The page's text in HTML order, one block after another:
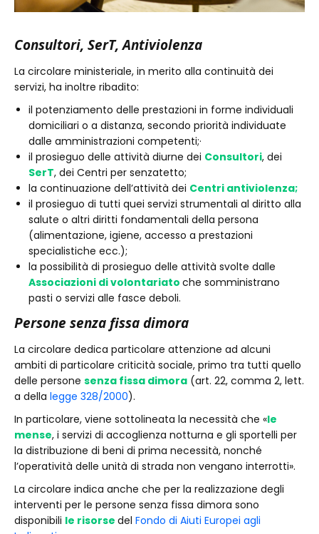
Consultori, SerT, Antiviolenza
La circolare ministeriale, in merito alla continuità dei
servizi, ha inoltre ribadito:
il potenziamento delle prestazioni in forme individuali
domiciliari o a distanza, secondo priorità individuate
dalle amministrazioni competenti;·
il prosieguo delle attività diurne dei Consultori, dei
SerT, dei Centri per senzatetto;
la continuazione dell’attività dei Centri antiviolenza;
il prosieguo di tutti quei servizi strumentali al diritto alla
salute o altri diritti fondamentali della persona
(alimentazione, igiene, accesso a prestazioni
specialistiche ecc.);
la possibilità di prosieguo delle attività svolte dalle
Associazioni di volontariato che somministrano
pasti o servizi alle fasce deboli.
Persone senza fissa dimora
La circolare dedica particolare attenzione ad alcuni
ambiti di particolare criticità sociale, primo tra tutti quello
delle persone senza fissa dimora (art. 22, comma 2, lett.
a della legge 328/2000).
In particolare, viene sottolineata la necessità che «le
mense, i servizi di accoglienza notturna e gli sportelli per
la distribuzione di beni di prima necessità, nonché
l’operatività delle unità di strada non vengano interrotti».
La circolare indica anche che per la realizzazione degli
interventi per le persone senza fissa dimora sono
disponibili le risorse del Fondo di Aiuti Europei agli